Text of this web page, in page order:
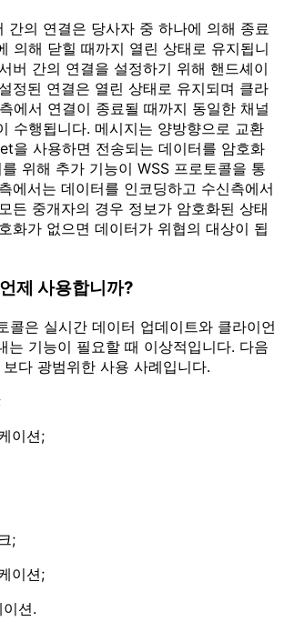
간의 연결은 당사자 중 하나에 의해 종료
의해 닫힐 때까지 열린 상태로 유지됩니
버 간의 연결을 설정하기 위해 핸드셰이
정된 연결은 열린 상태로 유지되며 클라
에서 연결이 종료될 때까지 동일한 채널
수행됩니다. 메시지는 양방향으로 교환
을 사용하면 전송되는 데이터를 암호화
위해 추가 기능이 WSS 프로토콜을 통
에서는 데이터를 인코딩하고 수신측에서
든 중개자의 경우 정보가 암호화된 상태
화가 없으면 데이터가 위협의 대상이 됩
제 사용합니까?
콜은 실시간 데이터 업데이트와 클라이언
는 기능이 필요할 때 이상적입니다. 다음
다 광범위한 사용 사례입니다.
이션;
;
이션;
션.